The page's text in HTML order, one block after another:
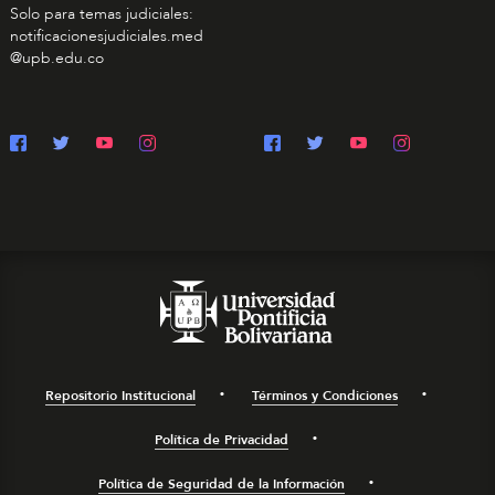
Solo para temas judiciales:
notificacionesjudiciales.med
@upb.edu.co
Repositorio Institucional Términos y Condiciones
Política de Privacidad
Política de Seguridad de la Información